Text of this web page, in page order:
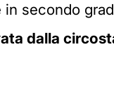
secondo
dalla